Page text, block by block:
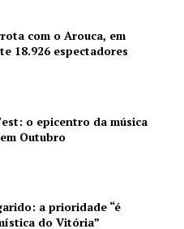
com o Arouca, em
18.926 espectadores
o epicentro da música
Outubro
a prioridade “é
do Vitória”